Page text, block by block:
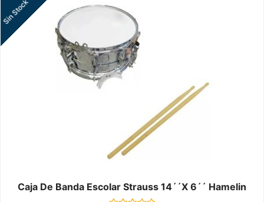
Caja De Banda Escolar Strauss 14´´x 6´´ Hamelin
Sin Stock